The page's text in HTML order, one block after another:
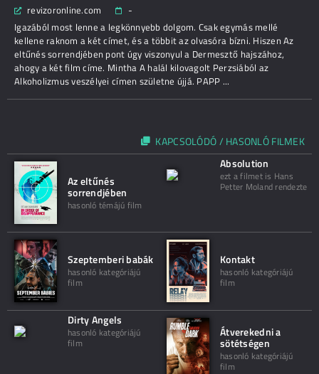
revizoronline.com
-
Igazából most lenne a legkönnyebb dolgom. Csak egymás mellé
kellene raknom a két címet, és a többit az olvasóra bízni. Hiszen Az
eltűnés sorrendjében pont úgy viszonyul a Dermesztő hajszához,
ahogy a két film címe. Mintha A halál kilovagolt Perzsiából az
Alkoholizmus veszélyei címen születne újjá. PAPP ...
KAPCSOLÓDÓ / HASONLÓ FILMEK
Az eltűnés
sorrendjében
hasonló témájú film
Absolution
ezt a filmet is Hans
Petter Moland rendezte
Szeptemberi babák
hasonló kategóriájú
film
Kontakt
hasonló kategóriájú
film
Dirty Angels
hasonló kategóriájú
film
Átverekedni a
sötétségen
hasonló kategóriájú
film